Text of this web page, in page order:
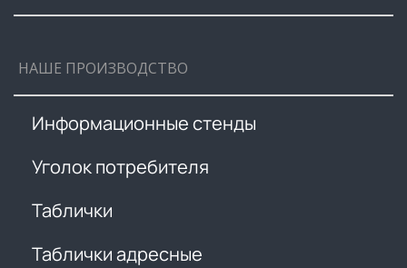
НАШЕ ПРОИЗВОДСТВО
Информационные стенды
Уголок потребителя
Таблички
Таблички адресные